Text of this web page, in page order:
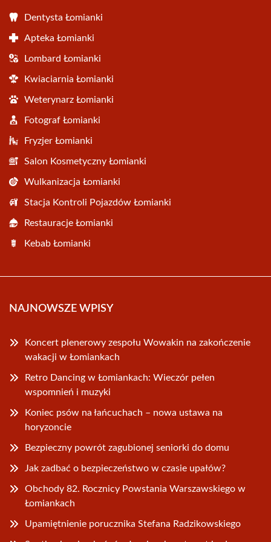
Dentysta Łomianki
Apteka Łomianki
Lombard Łomianki
Kwiaciarnia Łomianki
Weterynarz Łomianki
Fotograf Łomianki
Fryzjer Łomianki
Salon Kosmetyczny Łomianki
Wulkanizacja Łomianki
Stacja Kontroli Pojazdów Łomianki
Restauracje Łomianki
Kebab Łomianki
NAJNOWSZE WPISY
Koncert plenerowy zespołu Wowakin na zakończenie
wakacji w Łomiankach
Retro Dancing w Łomiankach: Wieczór pełen
wspomnień i muzyki
Koniec psów na łańcuchach – nowa ustawa na
horyzoncie
Bezpieczny powrót zagubionej seniorki do domu
Jak zadbać o bezpieczeństwo w czasie upałów?
Obchody 82. Rocznicy Powstania Warszawskiego w
Łomiankach
Upamiętnienie porucznika Stefana Radzikowskiego